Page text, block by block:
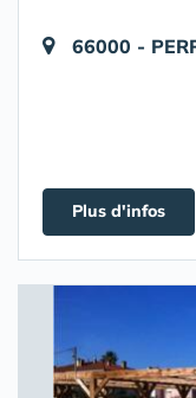
66000 -
Plus d'infos